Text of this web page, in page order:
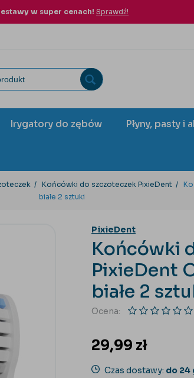
w super cenach! Sprawdź!
Irygatory do zębów Płyny, pasty i
Końcówki do szczoteczek PixieDent
białe 2 sztuki
PixieDent
Końcówki
PixieDent
białe 2
Ocena:
29,99 zł
Czas dostawy: do 24